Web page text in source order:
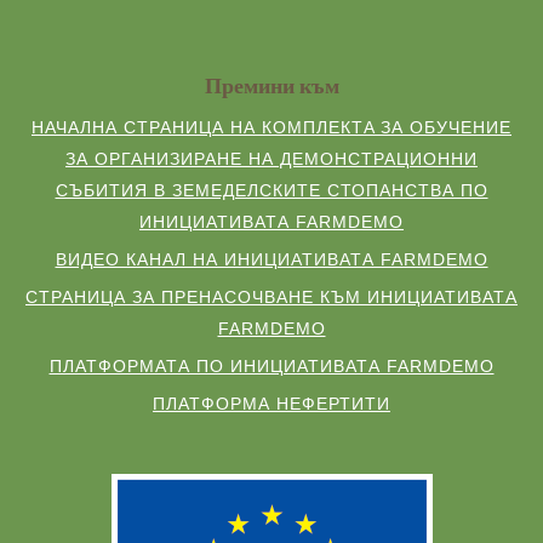
Премини към
НАЧАЛНА СТРАНИЦА НА КОМПЛЕКТA ЗА ОБУЧЕНИЕ
ЗА ОРГАНИЗИРАНЕ НА ДЕМОНСТРАЦИОННИ
СЪБИТИЯ В ЗЕМЕДЕЛСКИТЕ СТОПАНСТВА ПО
ИНИЦИАТИВАТА FARMDEMO
ВИДЕО КАНАЛ НА ИНИЦИАТИВАТА FARMDEMO
СТРАНИЦА ЗА ПРЕНАСОЧВАНЕ КЪМ ИНИЦИАТИВАТА
FARMDEMO
ПЛАТФОРМАТА ПО ИНИЦИАТИВАТА FARMDEMO
ПЛАТФОРМА НЕФЕРТИТИ